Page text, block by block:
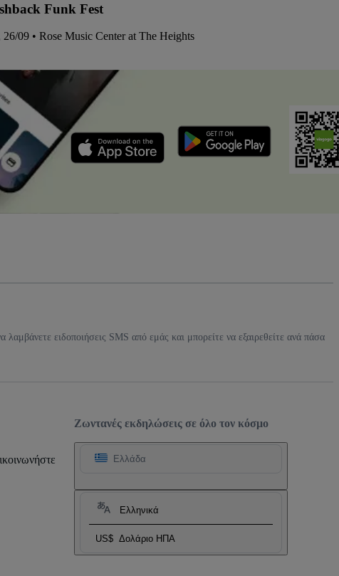
Funk Fest
26/09 • Rose Music Center at The Heights
λαμβάνετε ειδοποιήσεις SMS από εμάς και μπορείτε να εξαιρεθείτε ανά πάσα
Ζωντανές εκδηλώσεις σε όλο τον κόσμο
Ελλάδα
Ελληνικά
US$ Δολάριο ΗΠΑ